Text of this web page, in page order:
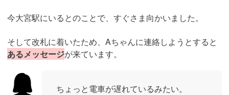
今大宮駅にいるとのことで、すぐさま向かいました。
そして改札に着いたため、Aちゃんに連絡しようとすると
あるメッセージが来ています。
ちょっと電車が遅れているみたい。